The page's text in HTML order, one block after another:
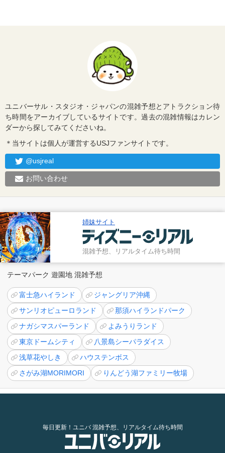
ユニバーサル・スタジオ・ジャパンの混雑予想とアトラクション待
ち時間をアーカイブしているサイトです。過去の混雑情報はカレン
ダーから探してみてくださいね。
＊当サイトは個人が運営するUSJファンサイトです。
@usjreal
お問い合わせ
姉妹サイト
混雑予想、リアルタイム待ち時間
テーマパーク 遊園地 混雑予想
富士急ハイランド
ジャングリア沖縄
サンリオピューロランド
那須ハイランドパーク
ナガシマスパーランド
よみうりランド
東京ドームシティ
八景島シーパラダイス
浅草花やしき
ハウステンボス
さがみ湖MORIMORI
りんどう湖ファミリー牧場
毎日更新！ユニバ 混雑予想、リアルタイム待ち時間